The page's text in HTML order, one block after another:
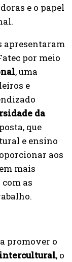
e o papel
apresentaram
por meio
, uma
e
da
que
e ensino
aos
mais
as
promover o
, o